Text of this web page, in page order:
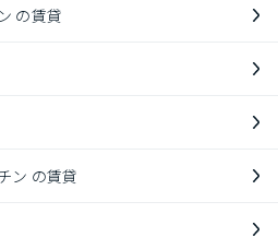
の賃貸
ン の賃貸